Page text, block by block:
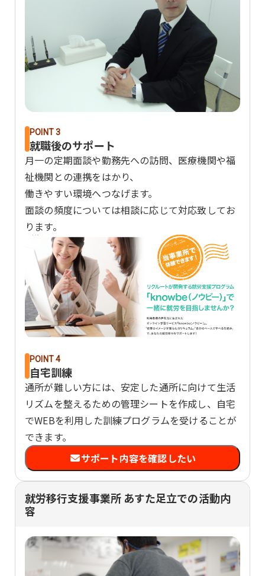
POINT 3
就職後のサポート
月一の定期面談や勤務先への訪問、医療機関や福
祉機関との連携をはかり、
働きやすい環境へつなげます。
面談の頻度については相談に応じて対応致してお
ります。
POINT 4
自宅訓練
通所が難しい方には、安定した通所に向けて生活
リズムを整えるための管理シートを作成し、自宅
でWEBを利用した訓練プログラムを受けることが
できます。
サポート内容を確認したい
就労移行支援事業所 あすた足立での活動内
容